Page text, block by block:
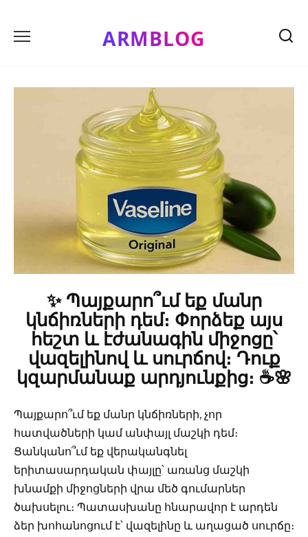
content
ARMBLOG
✨ Պայքարո՞ւմ եք մանր
կնճիռների դեմ։ Փորձեք այս
հեշտ և էժանագին միջոցը՝
վազելինով և սուրճով։ Դուք
կզարմանաք արդյունքից։ ☕️🌸
Պայքարո՞ւմ եք մանր կնճիռների, չոր
հատվածների կամ անփայլ մաշկի դեմ։
Ցանկանո՞ւմ եք վերականգնել
երիտասարդական փայլը՝ առանց մաշկի
խնամքի միջոցների վրա մեծ գումարներ
ծախսելու։ Պատասխանը հնարավոր է արդեն
ձեր խոհանոցում է՝ վազելինը և աղացած սուրճը։